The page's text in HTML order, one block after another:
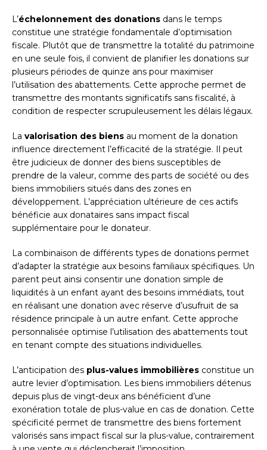
L’échelonnement des donations dans le temps
constitue une stratégie fondamentale d’optimisation
fiscale. Plutôt que de transmettre la totalité du patrimoine
en une seule fois, il convient de planifier les donations sur
plusieurs périodes de quinze ans pour maximiser
l’utilisation des abattements. Cette approche permet de
transmettre des montants significatifs sans fiscalité, à
condition de respecter scrupuleusement les délais légaux.
La valorisation des biens au moment de la donation
influence directement l’efficacité de la stratégie. Il peut
être judicieux de donner des biens susceptibles de
prendre de la valeur, comme des parts de société ou des
biens immobiliers situés dans des zones en
développement. L’appréciation ultérieure de ces actifs
bénéficie aux donataires sans impact fiscal
supplémentaire pour le donateur.
La combinaison de différents types de donations permet
d’adapter la stratégie aux besoins familiaux spécifiques. Un
parent peut ainsi consentir une donation simple de
liquidités à un enfant ayant des besoins immédiats, tout
en réalisant une donation avec réserve d’usufruit de sa
résidence principale à un autre enfant. Cette approche
personnalisée optimise l’utilisation des abattements tout
en tenant compte des situations individuelles.
L’anticipation des plus-values immobilières constitue un
autre levier d’optimisation. Les biens immobiliers détenus
depuis plus de vingt-deux ans bénéficient d’une
exonération totale de plus-value en cas de donation. Cette
spécificité permet de transmettre des biens fortement
valorisés sans impact fiscal sur la plus-value, contrairement